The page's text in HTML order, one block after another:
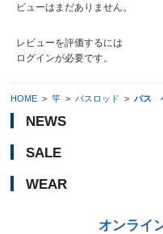
ビューはまだありません。
レビューを評価するには
ログインが必要です。
HOME > 竿 > バスロッド > バス
NEWS
SALE
WEAR
オンライ